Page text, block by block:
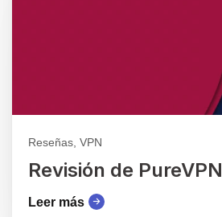
Reseñas, VPN
Revisión de
Leer más